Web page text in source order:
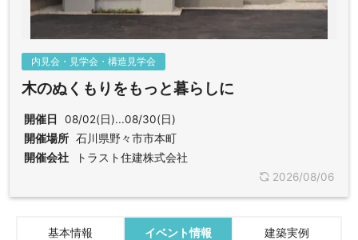
内見会・見学会・構造見学会
木のぬくもりをもっと暮らしに
開催日
08/02(日)...08/30(日)
開催場所 石川県野々市市本町
開催会社
トラスト住建株式会社
2026/08/06
基本情報 イベント情報 建築実例